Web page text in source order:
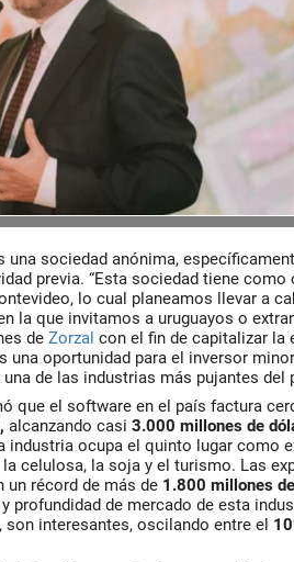
una sociedad anónima,
previa. “Esta sociedad tiene
lo cual planeamos llevar a
la que invitamos a uruguayos o
de Zorzal con el fin de capitalizar la
una oportunidad para el inversor
de las industrias más pujantes del
que el software en el país factura
, alcanzando casi 3.000 millones de
industria ocupa el quinto lugar como
celulosa, la soja y el turismo. Las
un récord de más de 1.800 millones
profundidad de mercado de esta
son interesantes, oscilando entre el